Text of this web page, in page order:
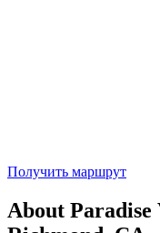
Получить маршрут
About Paradise